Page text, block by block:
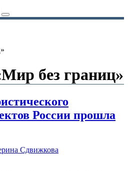
без границ»
России прошла
Сдвижкова